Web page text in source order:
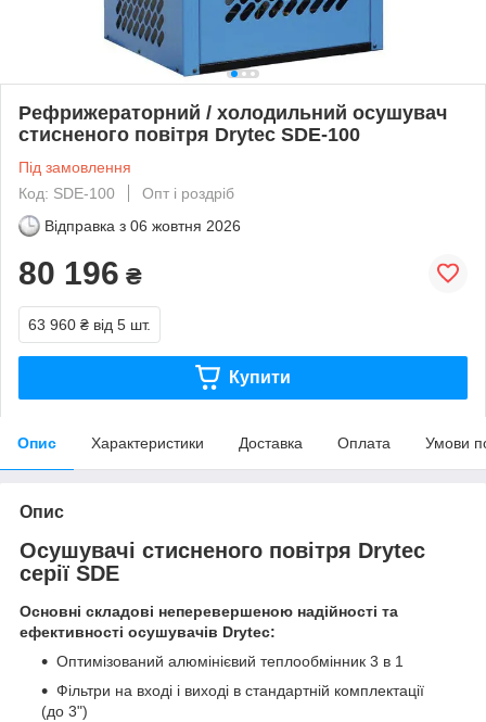
Рефрижераторний / холодильний осушувач
стисненого повітря Drytec SDE-100
Під замовлення
Код: SDE-100
Опт і роздріб
Відправка з 06 жовтня 2026
80 196 ₴
63 960 ₴ від 5 шт.
Купити
Опис Характеристики Доставка Оплата Умови
Опис
Осушувачі стисненого повітря Drytec
серії SDE
Основні складові неперевершеною надійності та
ефективності осушувачів Drytec:
Оптимізований алюмінієвий теплообмінник 3 в 1
Фільтри на вході і виході в стандартній комплектації
(до 3")